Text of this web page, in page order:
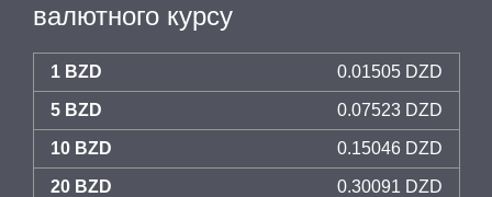
валютного курсу
1 BZD 0.01505 DZD
5 BZD 0.07523 DZD
10 BZD 0.15046 DZD
20 BZD 0.30091 DZD